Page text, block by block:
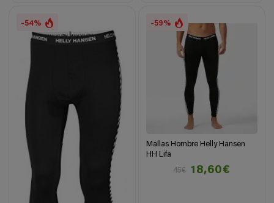
-54% -59%
Mallas Hombre Helly Hansen
HH Lifa
45€
18,60€